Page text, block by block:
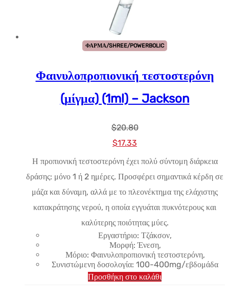
ΦΑΡΜΑ/SHREE/POWERBOLIC
Φαινυλοπροπιονική τεστοστερόνη
(μίγμα) (1ml) – Jackson
$20.80
Αρχική
τιμή:
$20.80.
$17.33
τρέχουσα
τιμή
είναι:
$17.33.
Η προπιονική τεστοστερόνη έχει πολύ σύντομη διάρκεια
δράσης: μόνο 1 ή 2 ημέρες. Προσφέρει σημαντικά κέρδη σε
μάζα και δύναμη, αλλά με το πλεονέκτημα της ελάχιστης
κατακράτησης νερού, η οποία εγγυάται πυκνότερους και
καλύτερης ποιότητας μύες.
Εργαστήριο: Τζάκσον,
Μορφή: Ένεση,
Μόριο: Φαινυλοπροπιονική τεστοστερόνη,
Συνιστώμενη δοσολογία: 100-400mg/εβδομάδα
Προσθήκη στο καλάθι